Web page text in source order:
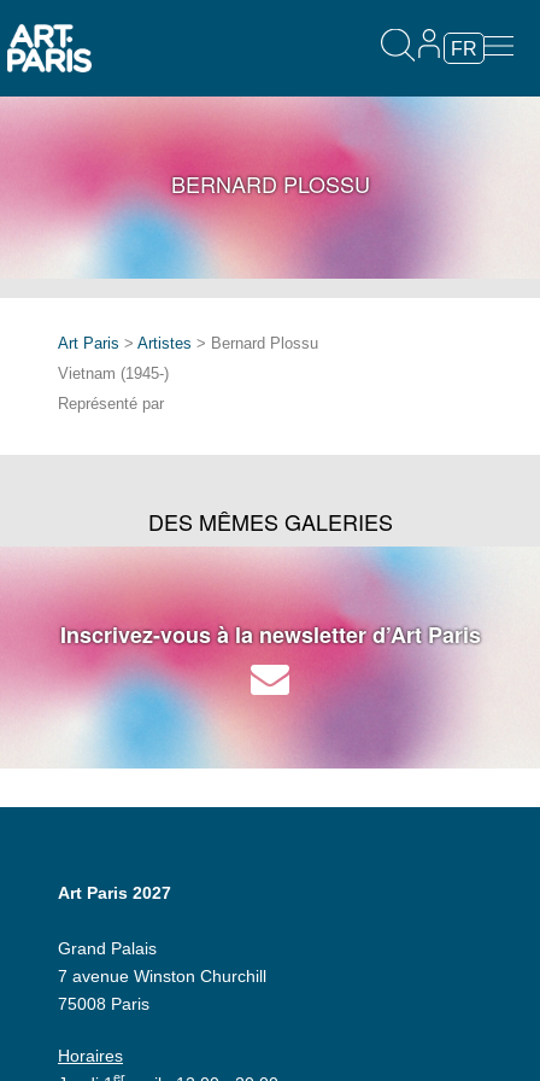
FR
BERNARD PLOSSU
Art Paris > Artistes > Bernard Plossu
Vietnam (1945-)
Représenté par
DES MÊMES GALERIES
Inscrivez-vous à la newsletter d’Art Paris
Art Paris 2027
Grand Palais
7 avenue Winston Churchill
75008 Paris
Horaires
er